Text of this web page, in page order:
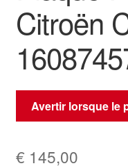
Citroën
Avertir lorsque le
€ 145,00